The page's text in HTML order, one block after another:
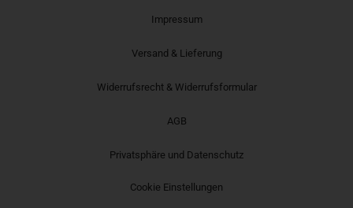
Impressum
Versand & Lieferung
Widerrufsrecht & Widerrufsformular
AGB
Privatsphäre und Datenschutz
Cookie Einstellungen